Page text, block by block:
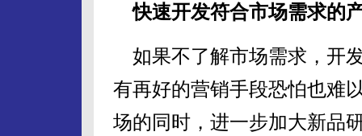
快速开发符合市场需求的
如果不了解市场需求，开
有再好的营销手段恐怕也难
场的同时，进一步加大新品